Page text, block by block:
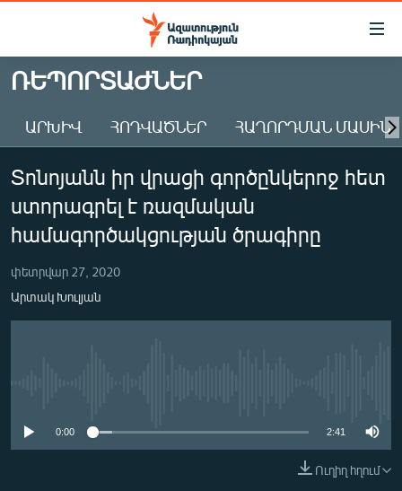
Մատչելիության
Անցնել
հիմնական
Անցնել
հիմնական
մենյուին
ԱԶԱՏՈՒԹՅՈՒՆ TV
ՀԱՅԱՍՏԱՆ
ԸՆՏՐՈՒԹՅՈՒՆՆԵՐ 2026
ԻՐԱՎՈՒՆՔ
ՂԱՐԱԲԱՂ
ՄՇԱԿՈՒՅԹ
ՌԵՊՈՐՏԱԺՆԵՐ
ԱՐԽԻՎ ՀՈԴՎԱԾՆԵՐ ՀԱՂՈՐԴՄԱՆ ՄԱՍԻՆ
Տոնոյանն իր վրացի գործընկերոջ հետ
ստորագրել է ռազմական
համագործակցության ծրագիրը
փետրվար 27, 2020
Արտակ Խուլյան
0:00 2:41
Ուղիղ հղում